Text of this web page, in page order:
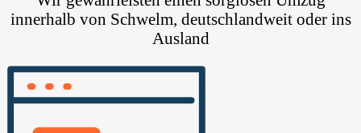
innerhalb von Schwelm, deutschlandweit oder ins
Ausland